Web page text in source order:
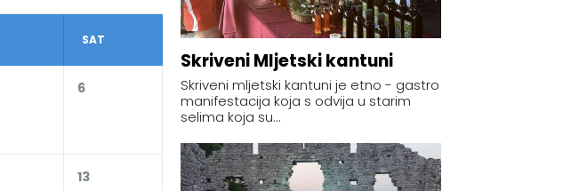
SAT
6
13
Skriveni Mljetski kantuni
Skriveni mljetski kantuni je etno - gastro
manifestacija koja s odvija u starim
selima koja su...